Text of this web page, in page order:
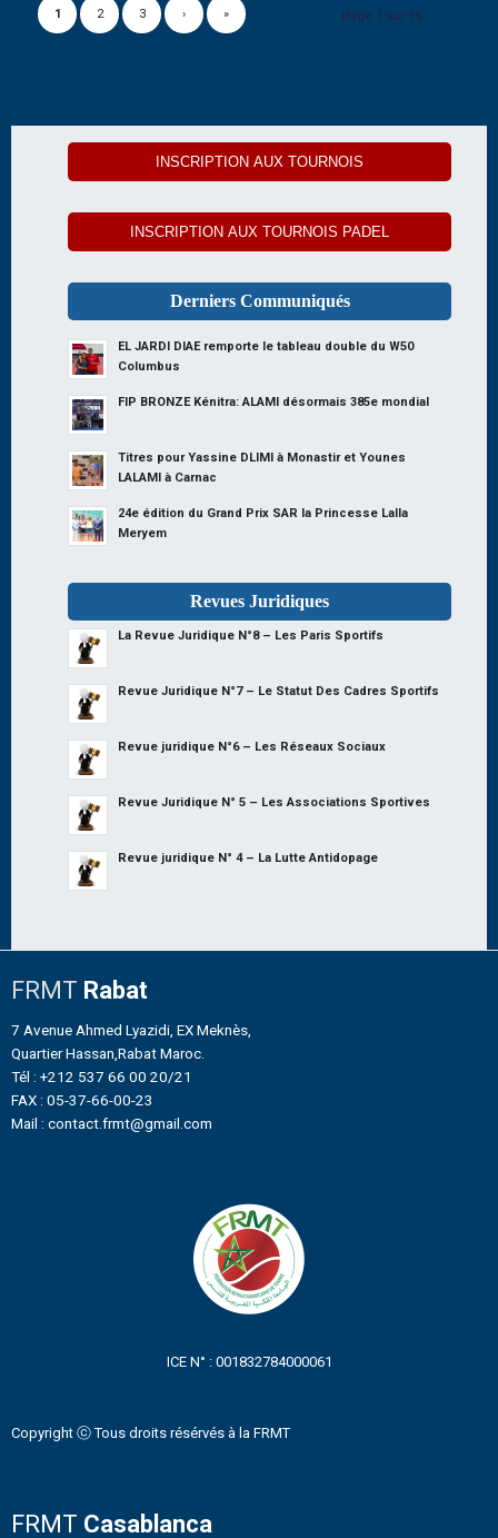
Page 1 sur 15
1 2 3 › »
INSCRIPTION AUX TOURNOIS
INSCRIPTION AUX TOURNOIS PADEL
Derniers Communiqués
EL JARDI DIAE remporte le tableau double du W50
Columbus
FIP BRONZE Kénitra: ALAMI désormais 385e mondial
Titres pour Yassine DLIMI à Monastir et Younes
LALAMI à Carnac
24e édition du Grand Prix SAR la Princesse Lalla
Meryem
Revues Juridiques
La Revue Juridique N°8 – Les Paris Sportifs
Revue Juridique N°7 – Le Statut Des Cadres Sportifs
Revue juridique N°6 – Les Réseaux Sociaux
Revue Juridique N° 5 – Les Associations Sportives
Revue juridique N° 4 – La Lutte Antidopage
FRMT Rabat
7 Avenue Ahmed Lyazidi, EX Meknès,
Quartier Hassan,Rabat Maroc.
Tél : +212 537 66 00 20/21
FAX : 05-37-66-00-23
Mail : contact.frmt@gmail.com
ICE N° : 001832784000061
Copyright ⓒ Tous droits résérvés à la FRMT
FRMT Casablanca